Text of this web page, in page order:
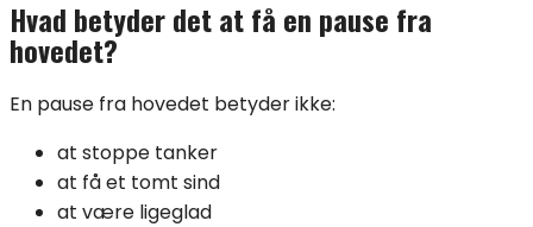
Hvad betyder det at få en pause fra
hovedet?
En pause fra hovedet betyder ikke:
at stoppe tanker
at få et tomt sind
at være ligeglad